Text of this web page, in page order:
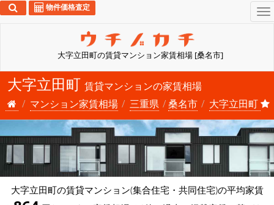
大字立田町の賃貸マンション家賃相場 [桑名市]
物件価格査定
大字立田町 賃貸マンションの家賃相場
マンション家賃相場
三重県 桑名市 大字立田町
大字立田町の賃貸マンション(集合住宅・共同住宅)の平均家賃